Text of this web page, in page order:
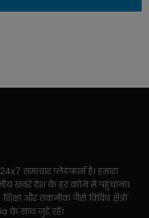
समाचार प्लेटफार्म है। हमारा
खबरें देश के हर कोने में पहुंचाना।
और तकनीक जैसे विविध क्षेत्रों
के साथ जुड़े रहें।